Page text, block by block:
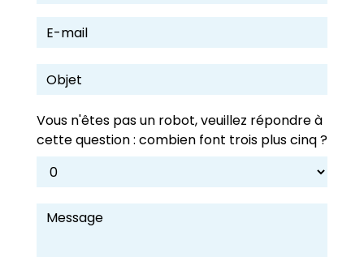
Vous n'êtes pas un robot, veuillez répondre à
cette question : combien font trois plus cinq ?